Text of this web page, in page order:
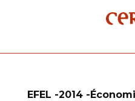
EFEL -2014 -